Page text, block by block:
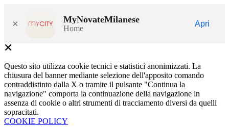
× MyNovateMilanese
Home
Apri
Questo sito utilizza cookie tecnici e statistici anonimizzati. La
chiusura del banner mediante selezione dell'apposito comando
contraddistinto dalla X o tramite il pulsante "Continua la
navigazione" comporta la continuazione della navigazione in
assenza di cookie o altri strumenti di tracciamento diversi da quelli
sopracitati.
COOKIE POLICY